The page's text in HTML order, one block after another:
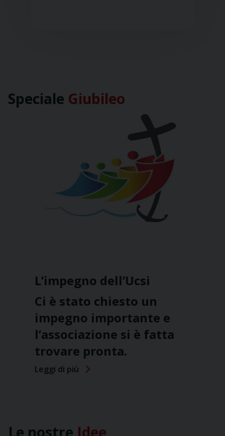
Speciale Giubileo
L’impegno dell’Ucsi
Ci è stato chiesto un
impegno importante e
l’associazione si è fatta
trovare pronta.
Leggi di più
Le nostre Idee